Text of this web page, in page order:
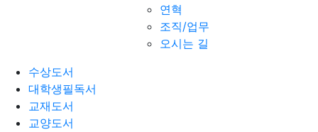
연혁
조직/업무
오시는 길
수상도서
대학생필독서
교재도서
교양도서